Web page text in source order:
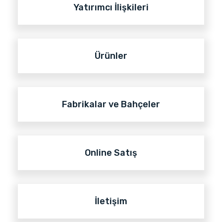
Yatırımcı İlişkileri
Ürünler
Fabrikalar ve Bahçeler
Online Satış
İletişim